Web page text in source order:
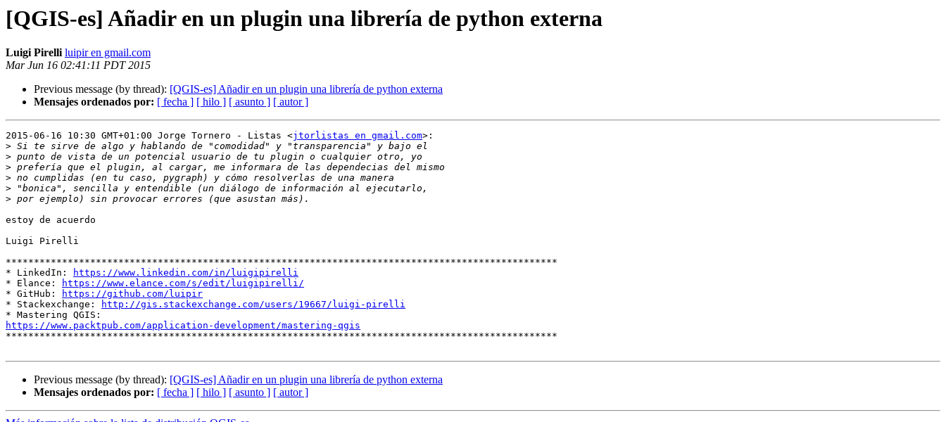
[QGIS-es] Añadir en un plugin una librería de python externa
Luigi Pirelli luipir en gmail.com
Mar Jun 16 02:41:11 PDT 2015
Previous message (by thread): [QGIS-es] Añadir en un plugin una librería de python externa
Mensajes ordenados por: [ fecha ] [ hilo ] [ asunto ] [ autor ]
2015-06-16 10:30 GMT+01:00 Jorge Tornero - Listas <jtorlistas en gmail.com>:
>
>
>
>
>
>
estoy de acuerdo
Luigi Pirelli
**************************************************************************************************
* LinkedIn:
https://www.linkedin.com/in/luigipirelli
* Elance:
https://www.elance.com/s/edit/luigipirelli/
* GitHub:
https://github.com/luipir
* Stackexchange:
http://gis.stackexchange.com/users/19667/luigi-pirelli
https://www.packtpub.com/application-development/mastering-qgis
**************************************************************************************************
Previous message (by thread): [QGIS-es] Añadir en un plugin una librería de python externa
Mensajes ordenados por: [ fecha ] [ hilo ] [ asunto ] [ autor ]